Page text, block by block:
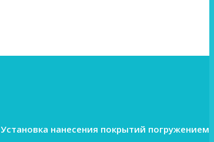
Установка нанесения покрытий погружением